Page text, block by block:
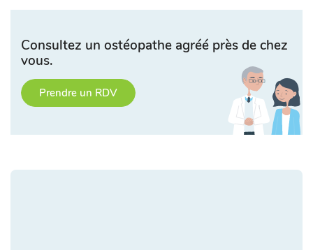
Consultez un ostéopathe agréé près de chez
vous.
Prendre un RDV